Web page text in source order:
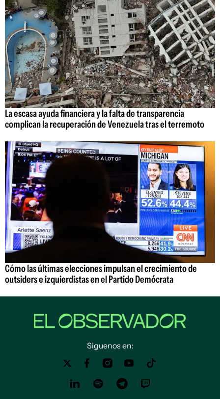
La escasa ayuda financiera y la falta de transparencia
complican la recuperación de Venezuela tras el terremoto
Cómo las últimas elecciones impulsan el crecimiento de
outsiders e izquierdistas en el Partido Demócrata
Siguenos en: